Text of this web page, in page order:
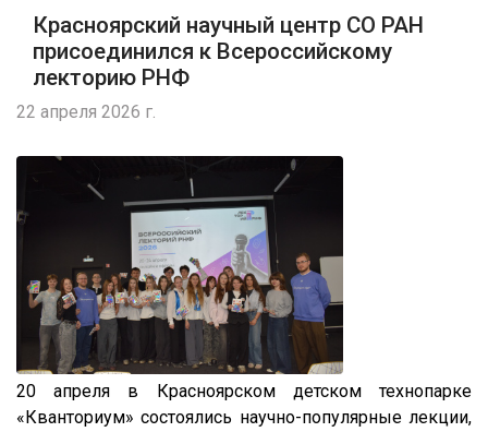
Красноярский научный центр СО РАН
присоединился к Всероссийскому
лекторию РНФ
22 апреля 2026 г.
20 апреля в Красноярском детском технопарке
«Кванториум» состоялись научно-популярные лекции,